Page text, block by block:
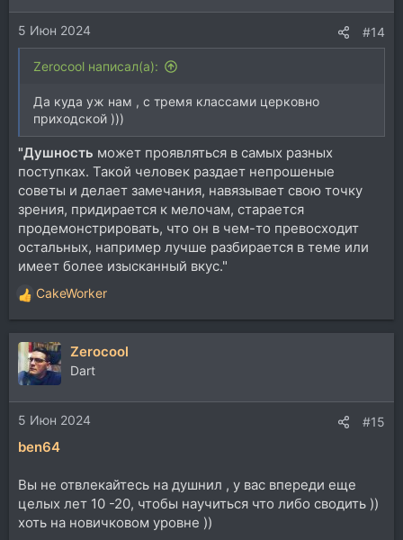
5 Июн 2024 #14
Zerocool написал(а):
Да куда уж нам , с тремя классами церковно
приходской )))
"Душность может проявляться в самых разных
поступках. Такой человек раздает непрошеные
советы и делает замечания, навязывает свою точку
зрения, придирается к мелочам, старается
продемонстрировать, что он в чем-то превосходит
остальных, например лучше разбирается в теме или
имеет более изысканный вкус."
Р
е
а
к
ц
и
и
:
CakeWorker
Zerocool
Dart
5 Июн 2024 #15
ben64
Вы не отвлекайтесь на душнил , у вас впереди еще
целых лет 10 -20, чтобы научиться что либо сводить ))
хоть на новичковом уровне ))